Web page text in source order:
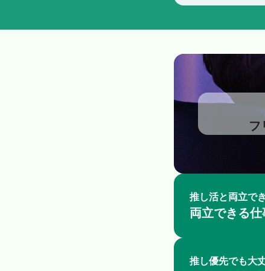
フ
推し活と両立で
両立できる
推し優先でも大